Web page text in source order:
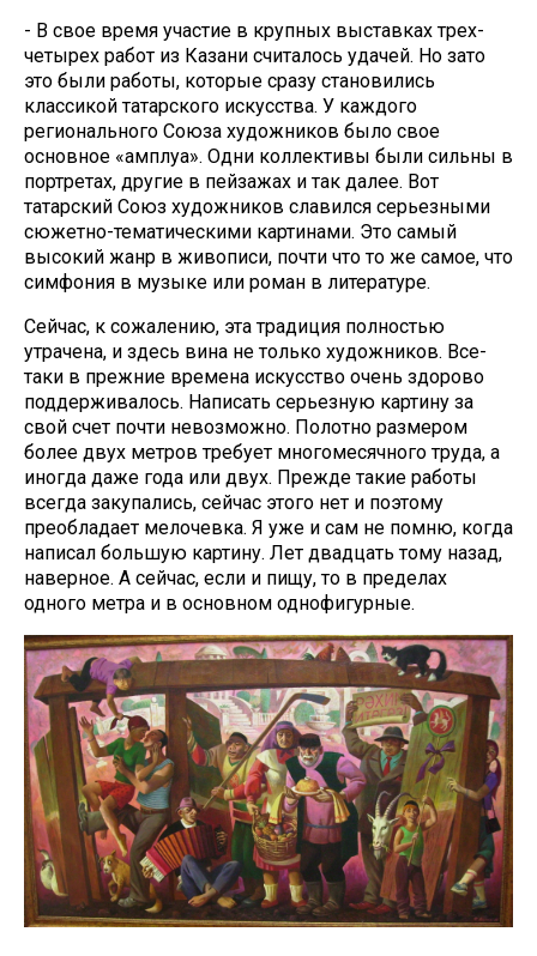
- В свое время участие в крупных выставках трех-
четырех работ из Казани считалось удачей. Но зато
это были работы, которые сразу становились
классикой татарского искусства. У каждого
регионального Союза художников было свое
основное «амплуа». Одни коллективы были сильны в
портретах, другие в пейзажах и так далее. Вот
татарский Союз художников славился серьезными
сюжетно-тематическими картинами. Это самый
высокий жанр в живописи, почти что то же самое, что
симфония в музыке или роман в литературе.
Сейчас, к сожалению, эта традиция полностью
утрачена, и здесь вина не только художников. Все-
таки в прежние времена искусство очень здорово
поддерживалось. Написать серьезную картину за
свой счет почти невозможно. Полотно размером
более двух метров требует многомесячного труда, а
иногда даже года или двух. Прежде такие работы
всегда закупались, сейчас этого нет и поэтому
преобладает мелочевка. Я уже и сам не помню, когда
написал большую картину. Лет двадцать тому назад,
наверное. А сейчас, если и пищу, то в пределах
одного метра и в основном однофигурные.